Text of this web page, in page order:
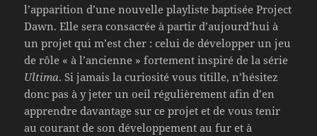
l’apparition d’une nouvelle playliste baptisée Project
Dawn. Elle sera consacrée à partir d’aujourd’hui à
un projet qui m’est cher : celui de développer un jeu
de rôle « à l’ancienne » fortement inspiré de la série
Ultima. Si jamais la curiosité vous titille, n’hésitez
donc pas à y jeter un oeil régulièrement afin d’en
apprendre davantage sur ce projet et de vous tenir
au courant de son développement au fur et à